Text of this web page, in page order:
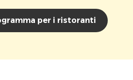
per i ristoranti